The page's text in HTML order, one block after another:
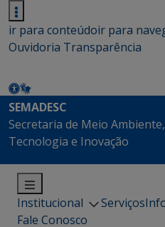
ir para conteúdoir para
Ouvidoria Transparência
SEMADESC
Secretaria de Meio
Tecnologia e Inovação
Institucional Serviços
Fale Conosco